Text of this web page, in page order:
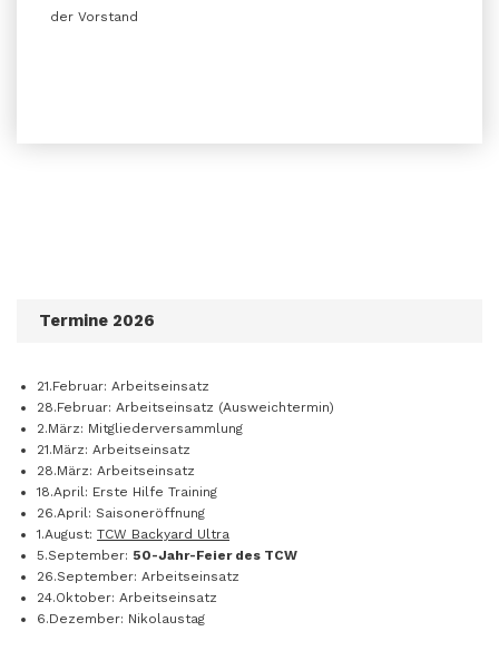
der Vorstand
Termine 2026
21.Februar: Arbeitseinsatz
28.Februar: Arbeitseinsatz (Ausweichtermin)
2.März: Mitgliederversammlung
21.März: Arbeitseinsatz
28.März: Arbeitseinsatz
18.April: Erste Hilfe Training
26.April: Saisoneröffnung
1.August: TCW Backyard Ultra
5.September: 50-Jahr-Feier des TCW
26.September: Arbeitseinsatz
24.Oktober: Arbeitseinsatz
6.Dezember: Nikolaustag